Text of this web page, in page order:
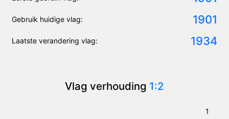
Gebruik huidige vlag: 1901
Laatste verandering vlag: 1934
Vlag verhouding 1:2
1